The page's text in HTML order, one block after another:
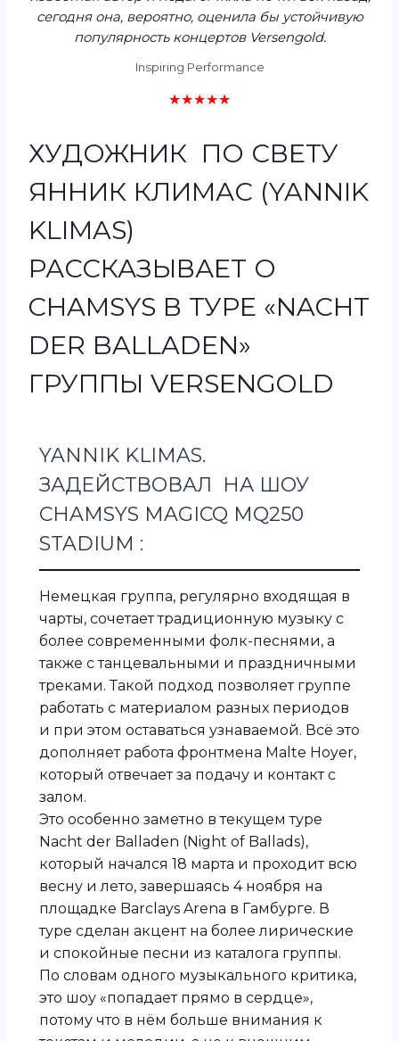
сегодня она, вероятно, оценила бы устойчивую
популярность концертов Versengold.
Inspiring Performance
★★★★★
ХУДОЖНИК ПО СВЕТУ
ЯННИК КЛИМАС (YANNIK
KLIMAS)
РАССКАЗЫВАЕТ О
CHAMSYS В ТУРЕ «NACHT
DER BALLADEN»
ГРУППЫ VERSENGOLD
YANNIK KLIMAS.
ЗАДЕЙСТВОВАЛ НА ШОУ
CHAMSYS MAGICQ MQ250
STADIUM :
Немецкая группа, регулярно входящая в
чарты, сочетает традиционную музыку с
более современными фолк-песнями, а
также с танцевальными и праздничными
треками. Такой подход позволяет группе
работать с материалом разных периодов
и при этом оставаться узнаваемой. Всё это
дополняет работа фронтмена Malte Hoyer,
который отвечает за подачу и контакт с
залом.
Это особенно заметно в текущем туре
Nacht der Balladen (Night of Ballads),
который начался 18 марта и проходит всю
весну и лето, завершаясь 4 ноября на
площадке Barclays Arena в Гамбурге. В
туре сделан акцент на более лирические
и спокойные песни из каталога группы.
По словам одного музыкального критика,
это шоу «попадает прямо в сердце»,
потому что в нём больше внимания к